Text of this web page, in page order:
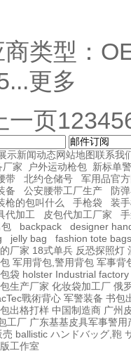
商类型：
更多
一页12345
示新闻动态网站地图联系我
厂家
户外运动枪包 新标单
带 北约仓储号 军用品官
备 公安腰带工厂生产 防
枪的包叫什么 手枪袋 装
代加工 皮包代加工厂家
backpack designer
jelly bag fashion tote bags
厂家 18式单兵 反恐探照灯
军用背包,警用背包 军事背
袋 holster Industrial factory
生产厂家 化妆袋加工厂 俄
戰術背心 军警装备 书包
出格打样 中国制造商 广州
工厂 广东基基皮具军事警用
売 ballistic ハンドバッグ,鞄
工作室